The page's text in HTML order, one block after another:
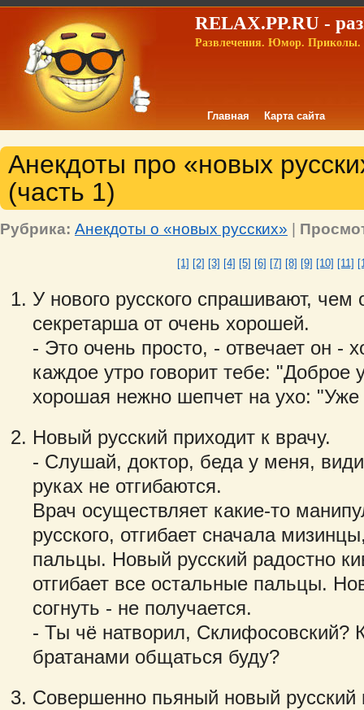
RELAX.PP.RU -
Развлечения. Юмор. Приколы.
Главная Карта сайта
Анекдоты про «новых
(часть 1)
Рубрика: Анекдоты о «новых русских» |
[1] [2] [3] [4] [5] [6] [7] [8] [9] [10] [11]
У нового русского спрашивают, чем
секретарша от очень хорошей.
- Это очень просто, - отвечает он -
каждое утро говорит тебе:
хорошая нежно шепчет на ухо:
Новый русский приходит к врачу.
- Слушай, доктор, беда у меня,
руках не отгибаются.
Врач осуществляет какие-то
русского, отгибает сначала
пальцы. Новый русский радостно
отгибает все остальные пальцы.
согнуть - не получается.
- Ты чё натворил, Склифосовский?
братанами общаться буду?
Совершенно пьяный новый русский